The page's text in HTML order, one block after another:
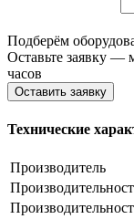
Подберём
Оставьте заявку —
часов
Оставить заявку
Технические
Производитель